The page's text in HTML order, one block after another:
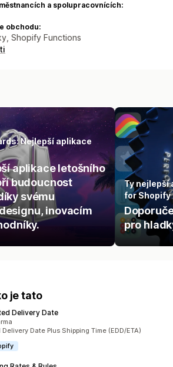
a spolupracovnících:
obchodu:
Shopify Functions
Nejlepší aplikace
aplikace letošního
budoucnost
svému
inovacím
Ty nejlepší
for Shopify
pro
je tato
Delivery Date
862
Date Plus Shipping Time (EDD/ETA)